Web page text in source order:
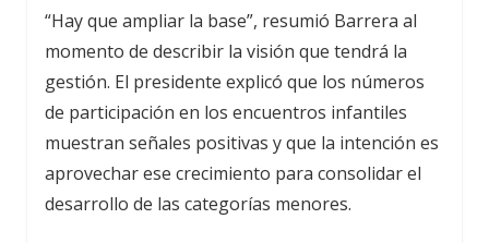
“Hay que ampliar la base”, resumió Barrera al
momento de describir la visión que tendrá la
gestión. El presidente explicó que los números
de participación en los encuentros infantiles
muestran señales positivas y que la intención es
aprovechar ese crecimiento para consolidar el
desarrollo de las categorías menores.